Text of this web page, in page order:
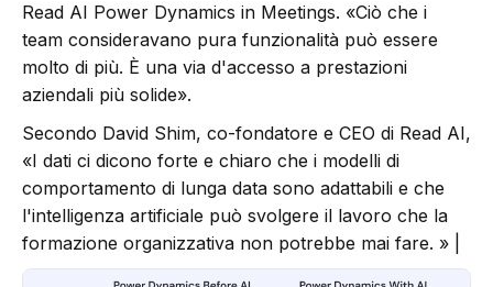
Read AI Power Dynamics in Meetings. «Ciò che i
team consideravano pura funzionalità può essere
molto di più. È una via d'accesso a prestazioni
aziendali più solide».
Secondo David Shim, co-fondatore e CEO di Read AI,
«I dati ci dicono forte e chiaro che i modelli di
comportamento di lunga data sono adattabili e che
l'intelligenza artificiale può svolgere il lavoro che la
formazione organizzativa non potrebbe mai fare. » |